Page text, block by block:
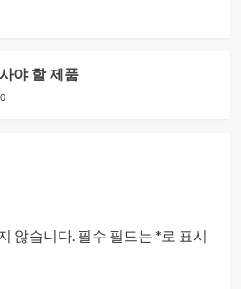
야 할 제품
0
않습니다. 필수 필드는 * 로 표시